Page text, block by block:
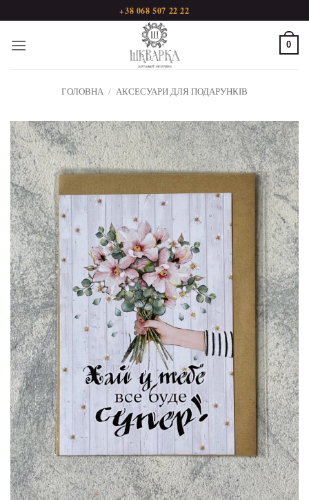
+38 068 507 22 22
0
ГОЛОВНА / АКСЕСУАРИ ДЛЯ ПОДАРУНКІВ